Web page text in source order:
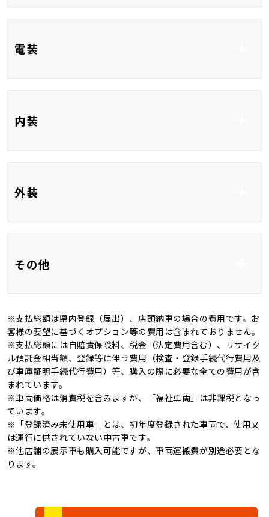
テム
電装
内装
外装
ーム
その他
ワンオーナー 記録簿
4WD キャンピングカー
※支払総額は県内登録（届出）、店頭納車の場合の費用です。お
客様の要望に基づくオプション等の費用は含まれておりません。
※支払総額には自賠責保険料、税金（法定費用含む）、リサイク
ル預託金相当額、登録等に伴う費用（検査・登録手続代行費用及
び車庫証明手続代行費用）等、購入の際に必要な全ての費用が含
まれています。
※車両価格は消費税を含みますが、「福祉車両」は非課税となっ
ています。
※「登録済み未使用車」とは、初年度登録された車両で、使用又
は運行に供されていない中古車です。
※他店舗の展示車も購入可能ですが、車両運搬費が別途必要とな
ります。